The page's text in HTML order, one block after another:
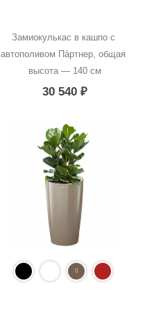
Замиокулькас в кашпо с
автополивом Пáртнер, общая
высота — 140 см
30 540 ₽